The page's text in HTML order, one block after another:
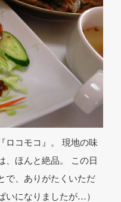
ロコモコ』。 現地の味
、ほんと絶品。 この日
で、ありがたくいただ
いになりましたが…）